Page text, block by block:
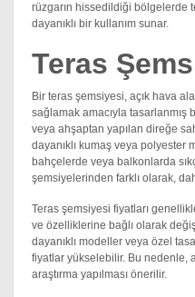
rüzgarın hissedildiği bölgelerde
dayanıklı bir kullanım sunar.
Teras
Bir teras şemsiyesi, açık hava
sağlamak amacıyla
veya ahşaptan yapılan direğe
dayanıklı kumaş veya polyester
bahçelerde veya balkonlarda
şemsiyelerinden farklı olarak,
Teras şemsiyesi fiyatları
ve özelliklerine bağlı olarak
dayanıklı modeller veya özel
fiyatlar yükselebilir. Bu nedenle,
araştırma yapılması önerilir.